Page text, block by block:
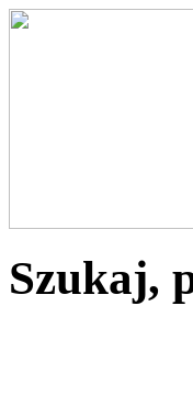
Szukaj,